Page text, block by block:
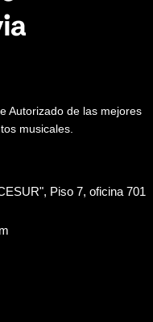
Autorizado de las mejores
musicales.
Piso 7, oficina 701